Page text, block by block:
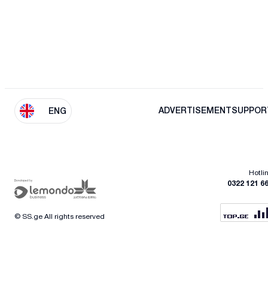
ENG ADVERTISEMENT
0322 121
© SS.ge All rights reserved